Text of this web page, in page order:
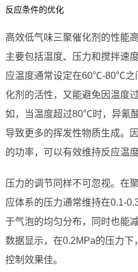
反应条件的优化
高效低气味三聚催化剂的性能
主要包括温度、压力和搅拌速
应温度通常设定在60℃-80℃之
化剂的活性，又能避免因温度
如，当温度超过80℃时，异氰
导致更多的挥发性物质生成。
的功率，可以有效维持反应温
压力的调节同样不可忽视。在
应体系的压力通常维持在0.1-
于气泡的均匀分布，同时也能
数据显示，在0.2MPa的压力
控制效果佳。